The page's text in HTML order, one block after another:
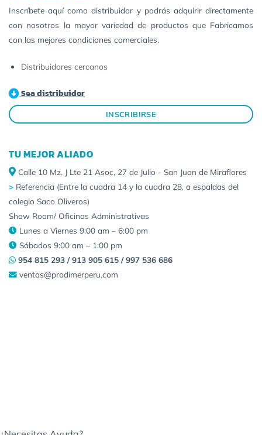
Inscríbete aquí como distribuidor y podrás adquirir directamente
con nosotros la mayor variedad de productos que Fabricamos
con las mejores condiciones comerciales.
Distribuidores cercanos
Sea distribuidor
INSCRIBIRSE
TU MEJOR ALIADO
Calle 10 Mz. J Lte 21 Asoc, 27 de Julio - San Juan de Miraflores
> Referencia (Entre la cuadra 14 y la cuadra 28, a espaldas del
colegio Saco Oliveros)
Show Room/ Oficinas Administrativas
Lunes a Viernes 9:00 am – 6:00 pm
Sábados 9:00 am – 1:00 pm
954 815 293 / 913 905 615 / 997 536 686
ventas@prodimerperu.com